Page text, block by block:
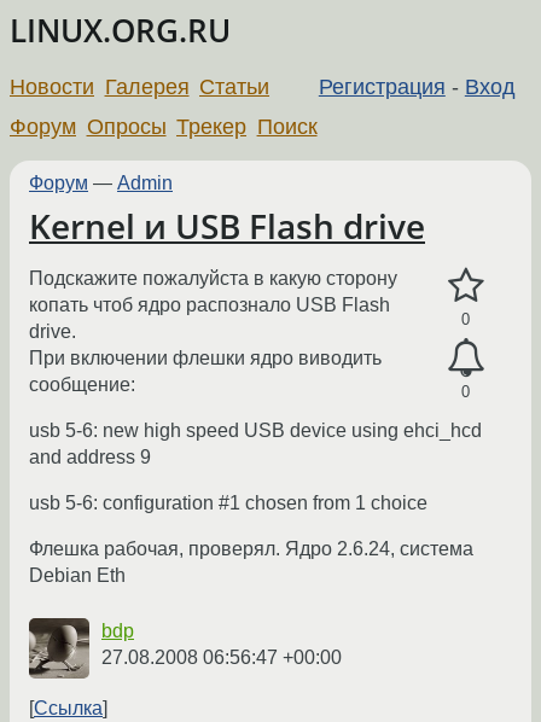
LINUX.ORG.RU
Регистрация - Вход
Новости Галерея Статьи
Форум Опросы Трекер Поиск
Форум — Admin
Kernel и USB Flash drive
0
0
Подскажите пожалуйста в какую сторону
копать чтоб ядро распознало USB Flash
drive.
При включении флешки ядро виводить
сообщение:
usb 5-6: new high speed USB device using ehci_hcd
and address 9
usb 5-6: configuration #1 chosen from 1 choice
Флешка рабочая, проверял. Ядро 2.6.24, система
Debian Eth
bdp
27.08.2008 06:56:47 +00:00
Ссылка